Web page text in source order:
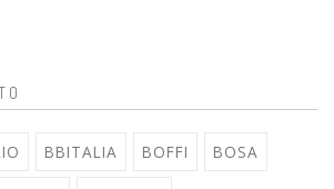
BBITALIA BOFFI BOSA